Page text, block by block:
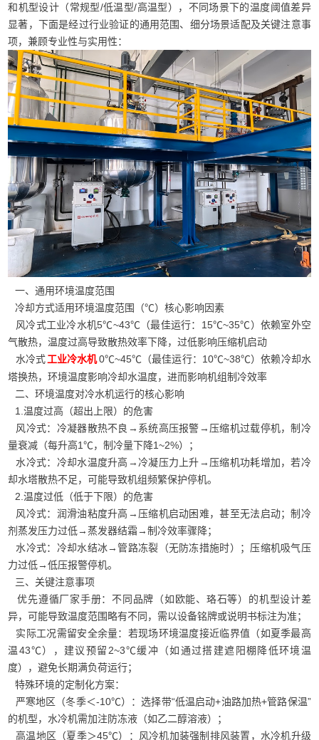
和机型设计（常规型/低温型/高温型），不同场景下的温度阈值差异
显著，下面是经过行业验证的通用范围、细分场景适配及关键注意事
项，兼顾专业性与实用性：
一、通用环境温度范围
冷却方式适用环境温度范围（℃）核心影响因素
风冷式工业冷水机5℃~43℃（最佳运行：15℃~35℃）依赖室外空
气散热，温度过高导致散热效率下降，过低影响压缩机启动
水冷式工业冷水机0℃~45℃（最佳运行：10℃~38℃）依赖冷却水
塔换热，环境温度影响冷却水温度，进而影响机组制冷效率
二、环境温度对冷水机运行的核心影响
1.温度过高（超出上限）的危害
风冷式：冷凝器散热不良→系统高压报警→压缩机过载停机，制冷
量衰减（每升高1℃，制冷量下降1~2%）；
水冷式：冷却水温度升高→冷凝压力上升→压缩机功耗增加，若冷
却水塔散热不足，可能导致机组频繁保护停机。
2.温度过低（低于下限）的危害
风冷式：润滑油粘度升高→压缩机启动困难，甚至无法启动；制冷
剂蒸发压力过低→蒸发器结霜→制冷效率骤降；
水冷式：冷却水结冰→管路冻裂（无防冻措施时）；压缩机吸气压
力过低→低压报警停机。
三、关键注意事项
优先遵循厂家手册：不同品牌（如欧能、珞石等）的机型设计差
异，可能导致温度范围略有不同，需以设备铭牌或说明书标注为准；
实际工况需留安全余量：若现场环境温度接近临界值（如夏季最高
温43℃），建议预留2~3℃缓冲（如通过搭建遮阳棚降低环境温
度），避免长期满负荷运行；
特殊环境的定制化方案：
严寒地区（冬季＜-10℃）：选择带“低温启动+油路加热+管路保温”
的机型，水冷机需加注防冻液（如乙二醇溶液）；
高温地区（夏季＞45℃）：风冷机加装强制排风装置，水冷机升级